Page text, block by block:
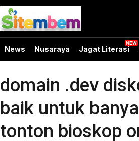
News Nusaraya Jagat Literasi
domain .dev
baik untuk
tonton bioskop